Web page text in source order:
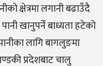
क्षेत्रमा लगानी बढाउँदै
खानुपर्ने बाध्यता हटेको
लागि बागलुङमा
प्रदेशबाट चालु